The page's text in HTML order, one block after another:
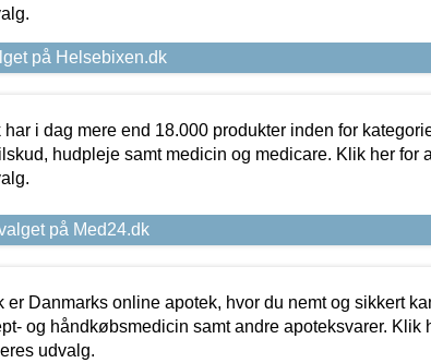
på Helsebixen.dk
har i dag mere end 18.000 produkter inden for
hudpleje samt medicin og medicare. Klik her for
på Med24.dk
er Danmarks online apotek, hvor du nemt og sikkert
og håndkøbsmedicin samt andre apoteksvarer. Klik
udvalg.